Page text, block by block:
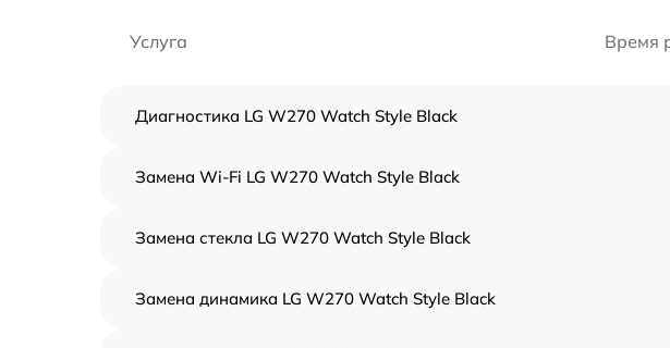
Услуга Время
Диагностика LG W270 Watch Style Black
Замена Wi-Fi LG W270 Watch Style Black
Замена стекла LG W270 Watch Style Black
Замена динамика LG W270 Watch Style Black